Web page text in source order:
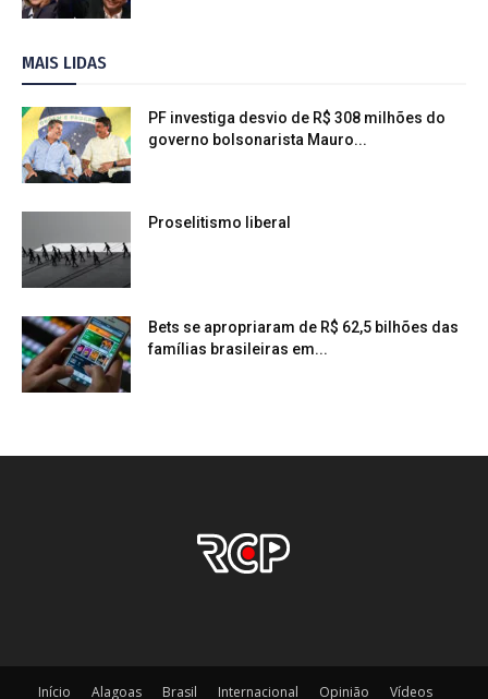
MAIS LIDAS
PF investiga desvio de R$ 308 milhões do
governo bolsonarista Mauro...
Proselitismo liberal
Bets se apropriaram de R$ 62,5 bilhões das
famílias brasileiras em...
Início Alagoas Brasil Internacional Opinião Vídeos